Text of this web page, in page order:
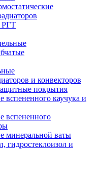
РГТ
и конвекторов
покрытия
вспененного каучука и
вспененного
минеральной ваты
гидростеклоизол и